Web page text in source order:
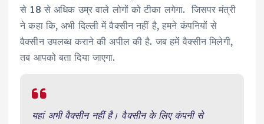
से 18 से अधिक उम्र वाले लोगों को टीका लगेगा. जिसपर मंत्री
ने कहा कि, अभी दिल्ली में वैक्सीन नहीं है, हमने कंपनियों से
वैक्सीन उपलब्ध कराने की अपील की है. जब हमें वैक्सीन मिलेगी,
तब आपको बता दिया जाएगा.
यहां अभी वैक्सीन नहीं है। वैक्सीन के लिए कंपनी से